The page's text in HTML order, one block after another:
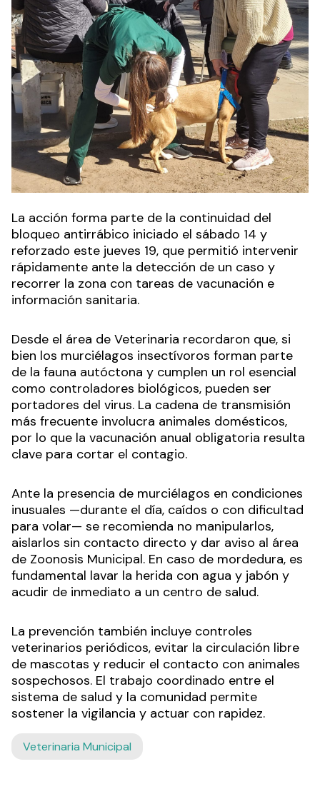
La acción forma parte de la continuidad del
bloqueo antirrábico iniciado el sábado 14 y
reforzado este jueves 19, que permitió intervenir
rápidamente ante la detección de un caso y
recorrer la zona con tareas de vacunación e
información sanitaria.
Desde el área de Veterinaria recordaron que, si
bien los murciélagos insectívoros forman parte
de la fauna autóctona y cumplen un rol esencial
como controladores biológicos, pueden ser
portadores del virus. La cadena de transmisión
más frecuente involucra animales domésticos,
por lo que la vacunación anual obligatoria resulta
clave para cortar el contagio.
Ante la presencia de murciélagos en condiciones
inusuales —durante el día, caídos o con dificultad
para volar— se recomienda no manipularlos,
aislarlos sin contacto directo y dar aviso al área
de Zoonosis Municipal. En caso de mordedura, es
fundamental lavar la herida con agua y jabón y
acudir de inmediato a un centro de salud.
La prevención también incluye controles
veterinarios periódicos, evitar la circulación libre
de mascotas y reducir el contacto con animales
sospechosos. El trabajo coordinado entre el
sistema de salud y la comunidad permite
sostener la vigilancia y actuar con rapidez.
Veterinaria Municipal